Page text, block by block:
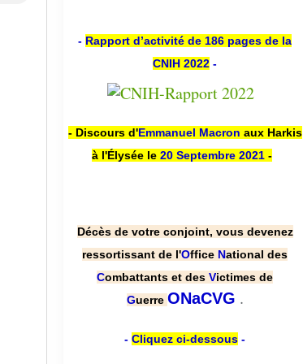
- Rapport d’activité de 186 pages de la
CNIH 2022 -
- Discours d'Emmanuel Macron aux Harkis
à l'Élysée le 20 Septembre 2021 -
Décès de votre conjoint, vous devenez
ressortissant de l'Office National des
Combattants et des Victimes de
Guerre ONaCVG .
- Cliquez ci-dessous -